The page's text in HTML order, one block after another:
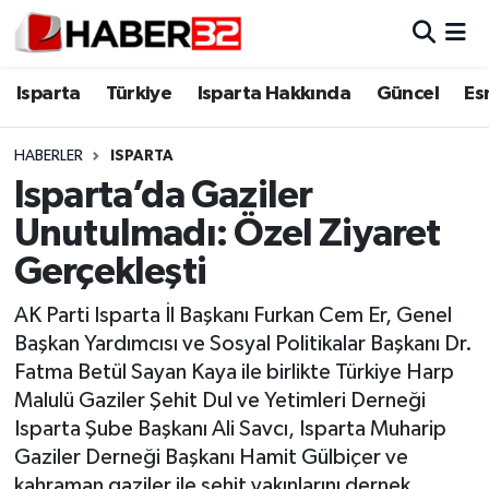
Isparta Türkiye Isparta Hakkında Güncel
HABERLER ISPARTA
Isparta’da Gaziler
Unutulmadı: Özel Ziyaret
Gerçekleşti
AK Parti Isparta İl Başkanı Furkan Cem Er, Genel
Başkan Yardımcısı ve Sosyal Politikalar Başkanı Dr.
Fatma Betül Sayan Kaya ile birlikte Türkiye Harp
Malulü Gaziler Şehit Dul ve Yetimleri Derneği
Isparta Şube Başkanı Ali Savcı, Isparta Muharip
Gaziler Derneği Başkanı Hamit Gülbiçer ve
Isparta
Esnaf Diyor ki;
ASAYİŞ
BİLİM VE TEKNOLOJİ
EĞİTİM
GENEL
Isparta Nöbetçi Eczaneler
Isparta Trafik Yoğunluk Haritası
Süper Lig Puan Durumu ve Fikstür
Tüm Manşetler
Son Dakika Haberleri
Haber Arşivi